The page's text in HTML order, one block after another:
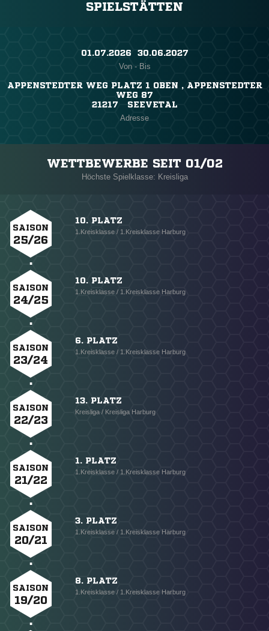
SPIELSTÄTTEN
01.07.2026 ​ 30.06.2027
Von - Bis
APPENSTEDTER WEG PLATZ 1 OBEN , APPENSTEDTER
WEG 87
21217 SEEVETAL
Adresse
WETTBEWERBE SEIT 01/02
Höchste Spielklasse: Kreisliga
SAISON
25/26
10. PLATZ
1.Kreisklasse / 1.Kreisklasse Harburg
SAISON
24/25
10. PLATZ
1.Kreisklasse / 1.Kreisklasse Harburg
SAISON
23/24
6. PLATZ
1.Kreisklasse / 1.Kreisklasse Harburg
SAISON
22/23
13. PLATZ
Kreisliga / Kreisliga Harburg
SAISON
21/22
1. PLATZ
1.Kreisklasse / 1.Kreisklasse Harburg
SAISON
20/21
3. PLATZ
1.Kreisklasse / 1.Kreisklasse Harburg
SAISON
19/20
8. PLATZ
1.Kreisklasse / 1.Kreisklasse Harburg